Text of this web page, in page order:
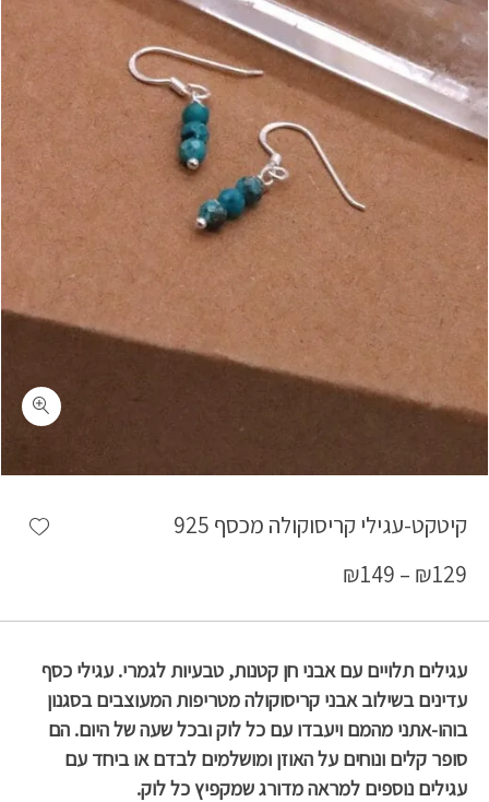
קיטקט-עגילי קריסוקולה מכסף 925
₪129
–
₪149
עגילים תלויים עם אבני חן קטנות, טבעיות לגמרי. עגילי כסף
עדינים בשילוב אבני קריסוקולה מטריפות המעוצבים בסגנון
בוהו-אתני מהמם ויעבדו עם כל לוק ובכל שעה של היום. הם
סופר קלים ונוחים על האוזן ומושלמים לבדם או ביחד עם
עגילים נוספים למראה מדורג שמקפיץ כל לוק.